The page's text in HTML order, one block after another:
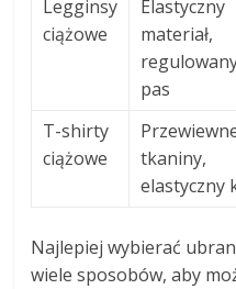
Legginsy
ciążowe
Elastyczny
materiał,
pas
T-shirty
ciążowe
tkaniny,
elastyczny
Najlepiej wybierać
wiele sposobów, aby